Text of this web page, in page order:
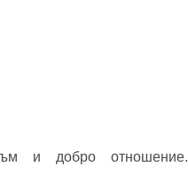
и добро отношение.